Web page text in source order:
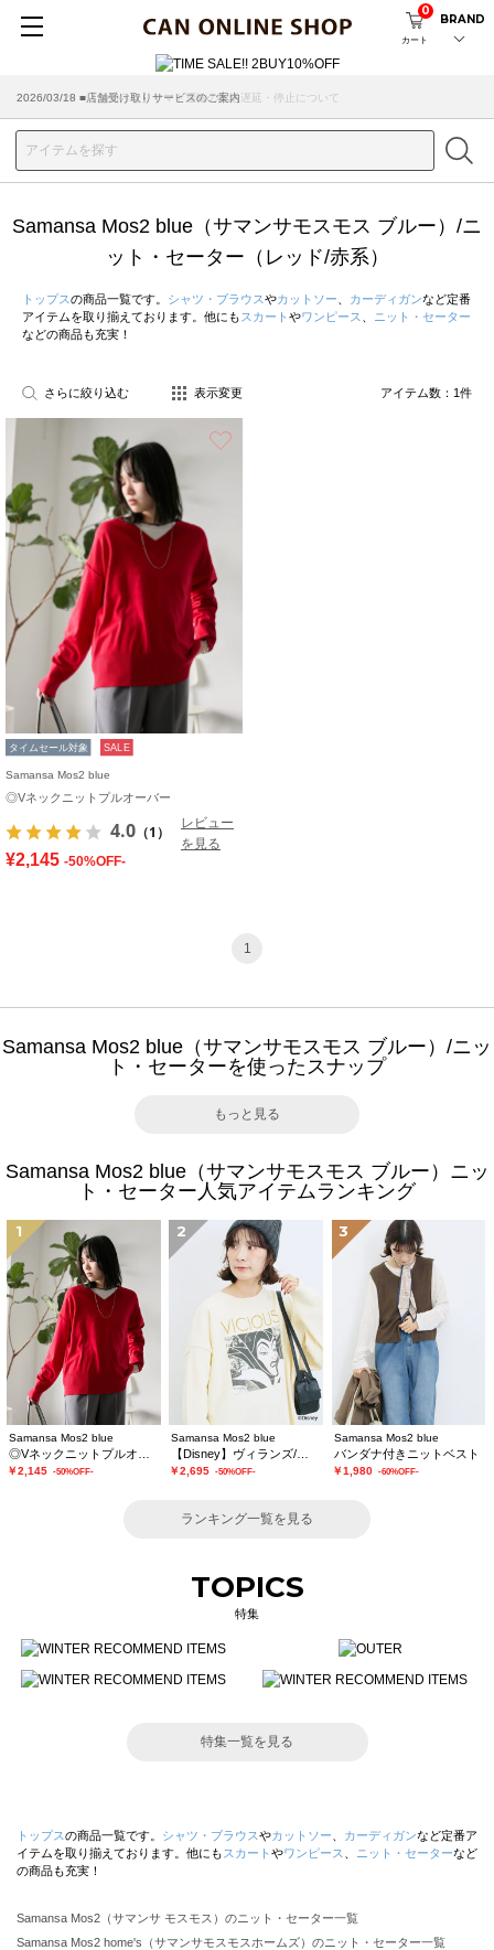
カート
0
BRAND
2026/07/29 ■【お知らせ】ヤマト運輸の配送遅延・停止について
2026/03/18 ■店舗受け取りサービスのご案内
Samansa Mos2 blue（サマンサモスモス ブルー）/ニ
ット・セーター（レッド/赤系）
トップスの商品一覧です。 シャツ・ブラウスやカットソー カーディガンなど定番
アイテムを取り揃えております。他にも スカート やワンピース
ニット・セーター
などの商品も充実！
さらに絞り込む 表示変更 アイテム数： 1件
タイムセール対象 SALE
Samansa Mos2 blue
◎Vネックニットプルオーバー
4.0 （1）
レビュー
を見る
¥2,145 -50%OFF-
1
Samansa Mos2 blue（サマンサモスモス ブルー）/ニッ
ト・セーターを使ったスナップ
もっと見る
Samansa Mos2 blue（サマンサモスモス ブルー）ニッ
ト・セーター人気アイテムランキング
1
Samansa Mos2 blue
￥2,145 -50%OFF-
2
Samansa Mos2 blue
￥2,695 -50%OFF-
3
Samansa Mos2 blue
バンダナ付きニットベスト
￥1,980 -60%OFF-
ランキング一覧を見る
TOPICS
特集
特集一覧を見る
トップスの商品一覧です。 シャツ・ブラウスやカットソー カーディガンなど定番ア
イテムを取り揃えております。他にも スカート やワンピース ニット・セーターなど
の商品も充実！
Samansa Mos2（サマンサ モスモス）のニット・セーター一覧
Samansa Mos2 home's（サマンサモスモスホームズ）のニット・セーター一覧